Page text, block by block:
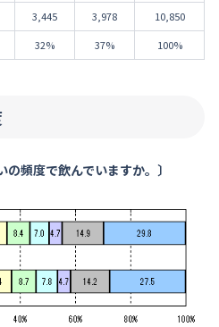
3,445 3,978
10,850
32% 37% 100%
の頻度で飲んでいますか。〕